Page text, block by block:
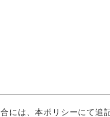
には、本ポリシーにて追